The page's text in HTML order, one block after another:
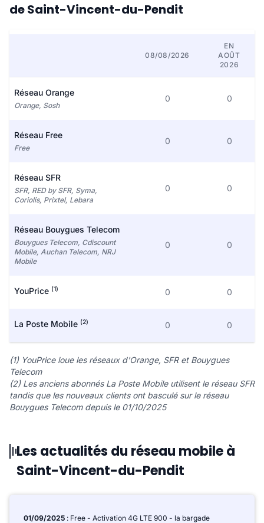
de Saint-Vincent-du-Pendit
08/08/2026
EN
AOÛT
2026
Réseau Orange
Orange, Sosh
0 0
Réseau Free
Free
0 0
Réseau SFR
SFR, RED by SFR, Syma,
Coriolis, Prixtel, Lebara
0 0
Réseau Bouygues Telecom
Bouygues Telecom, Cdiscount
Mobile, Auchan Telecom, NRJ
Mobile
0 0
YouPrice (1) 0 0
La Poste Mobile (2) 0 0
(1) YouPrice loue les réseaux d'Orange, SFR et Bouygues
Telecom
(2) Les anciens abonnés La Poste Mobile utilisent le réseau SFR
tandis que les nouveaux clients ont basculé sur le réseau
Bouygues Telecom depuis le 01/10/2025
Les actualités du réseau mobile à
Saint-Vincent-du-Pendit
01/09/2025 : Free - Activation 4G LTE 900 - la bargade